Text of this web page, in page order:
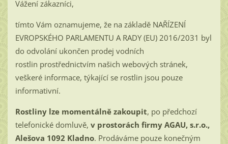
Vážení zákazníci,
tímto Vám oznamujeme, že na základě NAŘÍZENÍ
EVROPSKÉHO PARLAMENTU A RADY (EU) 2016/2031 byl
do odvolání ukončen prodej vodních
rostlin prostřednictvím našich webových stránek,
veškeré informace, týkající se rostlin jsou pouze
informativní.
Rostliny lze momentálně zakoupit, po předchozí
telefonické domluvě, v prostorách firmy AGAU, s.r.o.,
Alešova 1092 Kladno. Prodáváme pouze konečným